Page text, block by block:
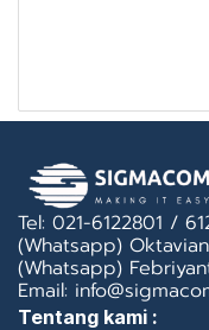
Tel: 021-6122801 /
(Whatsapp)
(Whatsapp)
Email:
Tentang kami :